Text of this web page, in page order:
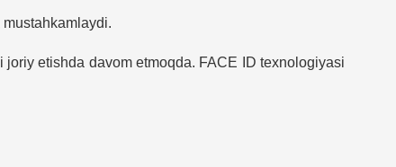
etishda davom etmoqda. FACE ID texnologiyasi